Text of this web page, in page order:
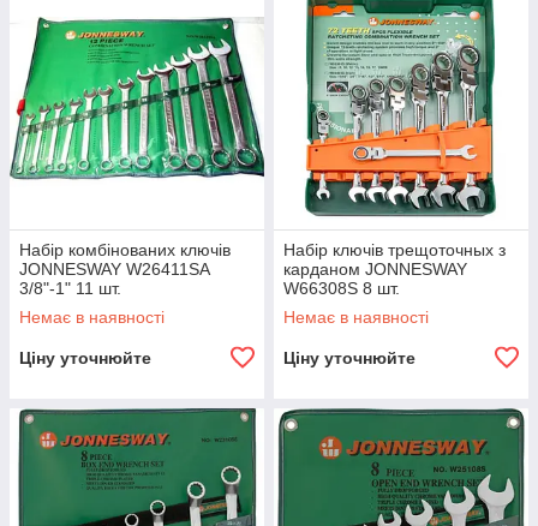
Набір комбінованих ключів
JONNESWAY W26411SA
3/8"-1" 11 шт.
Немає в наявності
Ціну уточнюйте
Набір ключів трещоточных з
карданом JONNESWAY
W66308S 8 шт.
Немає в наявності
Ціну уточнюйте